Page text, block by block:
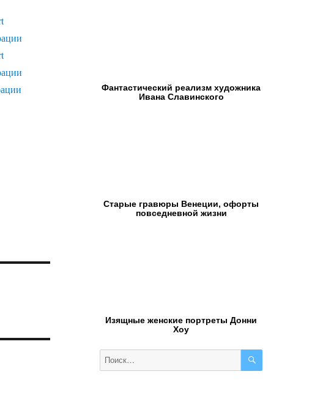
Фантастический реализм художника
Ивана Славинского
Старые гравюры Венеции, офорты
повседневной жизни
Изящные женские портреты Донни
Хоу
Искать: ПОИСК